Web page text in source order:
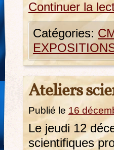
Continuer la
Catégories:
Ateliers
Publié le 16
Le jeudi 12
scientifiques